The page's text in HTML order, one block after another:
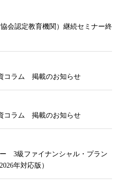
会認定教育機関）継続セミナー終
コラム 掲載のお知らせ
コラム 掲載のお知らせ
3級ファイナンシャル・プラン
年対応版）